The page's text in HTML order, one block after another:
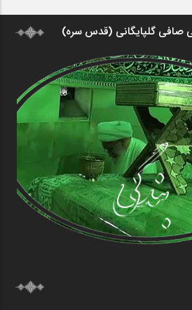
صافی گلپایگانی (قدس سره)